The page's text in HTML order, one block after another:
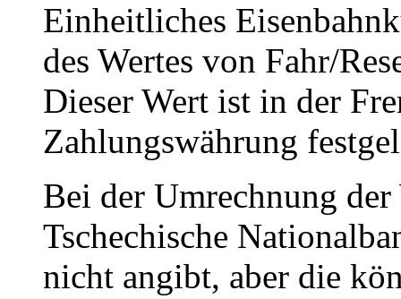
Einheitliches
des Wertes von Fahr/
Dieser Wert ist in der
Zahlungswährung
Bei der Umrechnung
Tschechische
nicht angibt, aber die